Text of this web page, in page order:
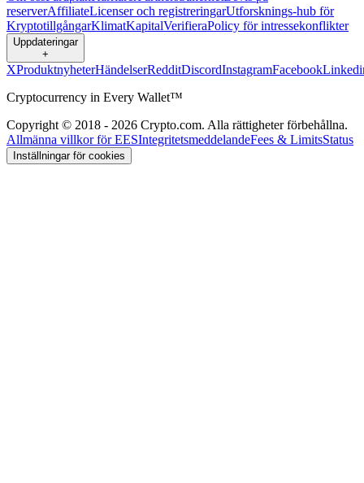
reserverAffiliateLicenser och registreringarUtforsknings-hub för
KryptotillgångarKlimatKapitalVerifieraPolicy för intressekonflikter
Uppdateringar
+
XProduktnyheterHändelserRedditDiscordInstagramFacebook
Cryptocurrency in Every Wallet™
Copyright © 2018 - 2026 Crypto.com. Alla rättigheter förbehållna.
Allmänna villkor för EESIntegritetsmeddelandeFees & LimitsStatus
Inställningar för cookies